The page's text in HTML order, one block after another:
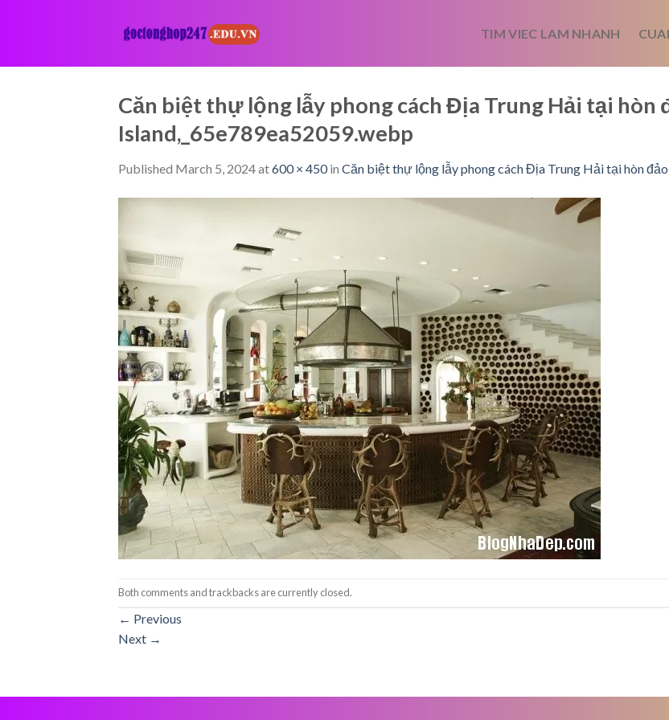
TIM VIEC LAM NHANH
Căn biệt thự lộng lẫy phong cách Địa Trung Hải tại hòn
Island,_65e789ea52059.webp
Published March 5, 2024at600 × 450in Căn biệt thự lộng lẫy phong cách Địa Trung Hải tại hòn
Both comments and trackbacks are currently closed.
← Previous
Next →